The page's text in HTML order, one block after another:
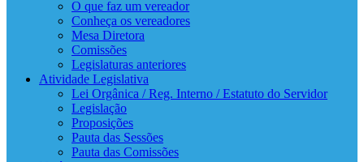
O que faz um vereador
Conheça os vereadores
Mesa Diretora
Comissões
Legislaturas anteriores
Atividade Legislativa
Lei Orgânica / Reg. Interno / Estatuto do Servidor
Legislação
Proposições
Pauta das Sessões
Pauta das Comissões